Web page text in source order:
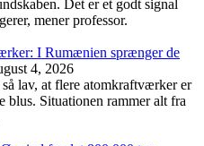
Det er et godt signal
mener professor.
I Rumænien sprænger de
4, 2026
lav, at flere atomkraftværker er
blus. Situationen rammer alt fra